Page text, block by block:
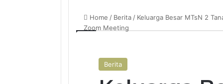
Home / Berita / Keluarga Besar MTsN 2
Zoom Meeting
Berita